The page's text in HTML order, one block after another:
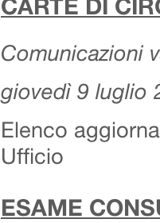
CARTE DI
Comunicazioni
giovedì 9 luglio
Elenco
Ufficio
ESAME